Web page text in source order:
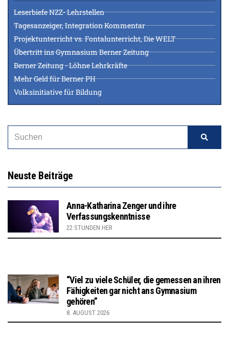
Leserbiefe NZZ- Lehrstellen
Tagesanzeiger, Integration Kommentar
Projektunterricht vs. Fontalunterricht, Die WELT
Übertritt ins Gymnasium Berner Zeitung
Berner Zeitung - Löhne Lehrkräfte
Mehr Geld für Berner PH
Volksinitiative für Bildung
Neuste Beiträge
Anna-Katharina Zenger und ihre
Verfassungskenntnisse
22 STUNDEN HER
“Viel zu viele Schüler, die gemessen an ihren
Fähigkeiten gar nicht ans Gymnasium
gehören”
8. AUGUST 2026